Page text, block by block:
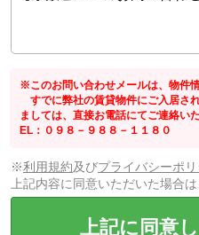
※このお問い合わせメールは、物件
すでに弊社の賃貸物件にご入居さ
ましては、直接お電話にてご連絡い
EL：０９８－９８８－１１８０
※利用規約及びプライバシーポ
上記内容に同意いただいた場合
上記に同意